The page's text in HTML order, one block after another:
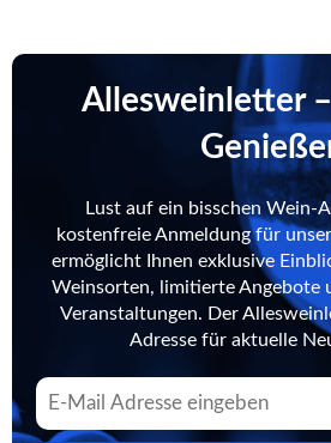
Allesweinletter
Lust auf ein bisschen Wein-
kostenfreie Anmeldung für
ermöglicht Ihnen exklusive
Weinsorten, limitierte Angebote
Veranstaltungen. Der
Adresse für aktuelle